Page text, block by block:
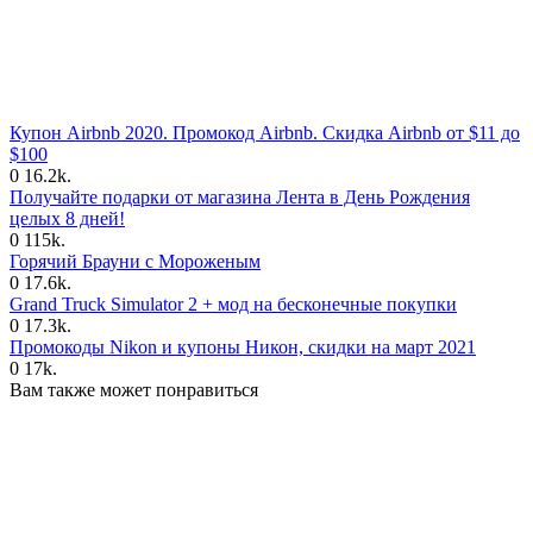
Купон Airbnb 2020. Промокод Airbnb. Скидка Airbnb от $11 до
$100
0 16.2k.
Получайте подарки от магазина Лента в День Рождения
целых 8 дней!
0 115k.
Горячий Брауни с Мороженым
0 17.6k.
Grand Truck Simulator 2 + мод на бесконечные покупки
0 17.3k.
Промокоды Nikon и купоны Никон, скидки на март 2021
0 17k.
Вам также может понравиться